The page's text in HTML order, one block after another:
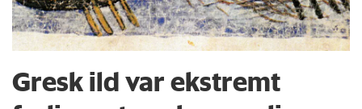
Gresk ild var ekstremt